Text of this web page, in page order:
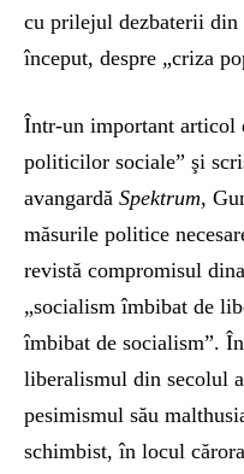
cu prilejul dezbaterii din
început, despre „criza
Într-un important
politicilor sociale” şi
avangardă Spektrum,
măsurile politice
revistă compromisul
„socialism îmbibat de
îmbibat de socialism”.
liberalismul din secolul
pesimismul său
schimbist, în locul